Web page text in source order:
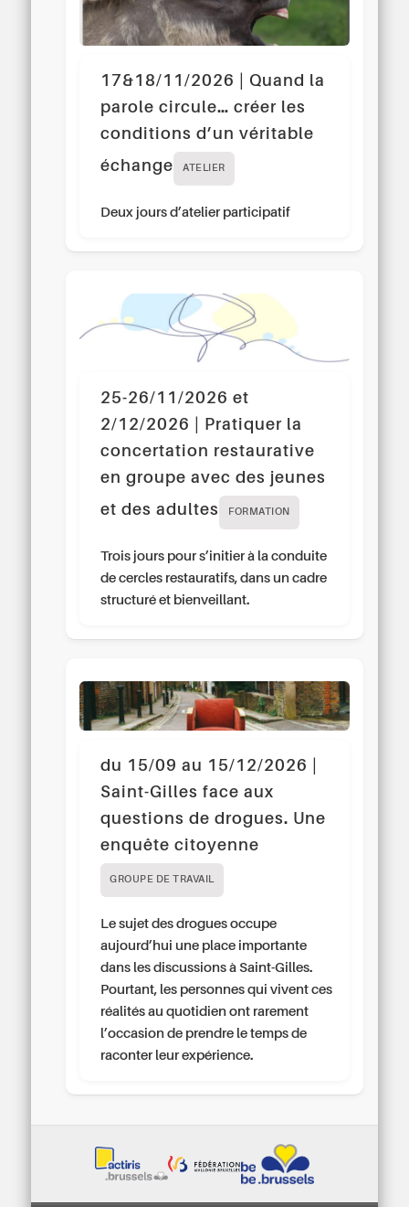
17&18/11/2026 | Quand la
parole circule… créer les
conditions d’un véritable
échange
ATELIER
Deux jours d’atelier participatif
25-26/11/2026 et
2/12/2026 | Pratiquer la
concertation restaurative
en groupe avec des jeunes
et des adultes
FORMATION
Trois jours pour s’initier à la conduite
de cercles restauratifs, dans un cadre
structuré et bienveillant.
du 15/09 au 15/12/2026 |
Saint-Gilles face aux
questions de drogues. Une
enquête citoyenne
GROUPE DE TRAVAIL
Le sujet des drogues occupe
aujourd’hui une place importante
dans les discussions à Saint-Gilles.
Pourtant, les personnes qui vivent ces
réalités au quotidien ont rarement
l’occasion de prendre le temps de
raconter leur expérience.